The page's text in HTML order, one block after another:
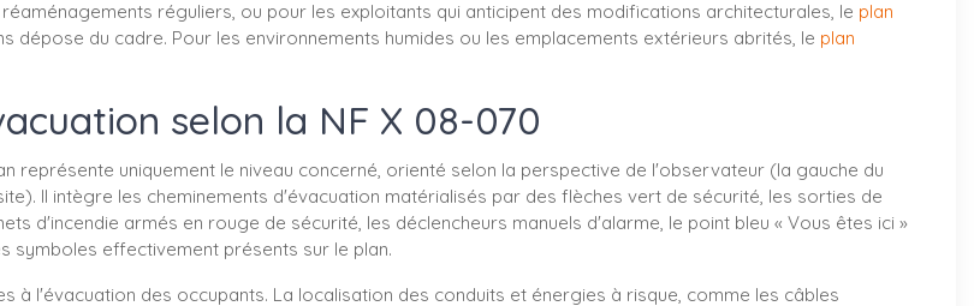
réguliers, ou pour les exploitants qui anticipent des modifications architecturales, le plan
dépose du cadre. Pour les environnements humides ou les emplacements extérieurs abrités, le plan
selon la NF X 08-070
représente uniquement le niveau concerné, orienté selon la perspective de l'observateur (la gauche du
Il intègre les cheminements d'évacuation matérialisés par des flèches vert de sécurité, les sorties de
d'incendie armés en rouge de sécurité, les déclencheurs manuels d'alarme, le point bleu « Vous êtes ici »
symboles effectivement présents sur le plan.
à l'évacuation des occupants. La localisation des conduits et énergies à risque, comme les câbles